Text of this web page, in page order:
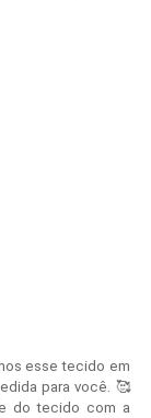
esse tecido em
para você. 🥰
do tecido com a